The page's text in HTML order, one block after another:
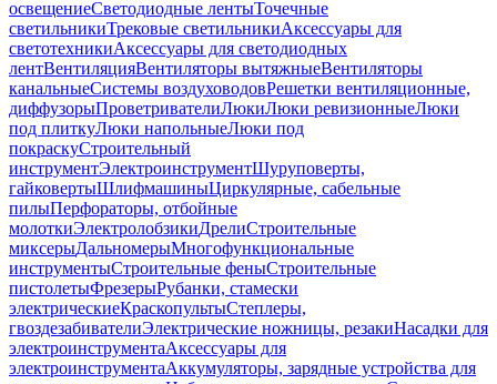
освещениеСветодиодные лентыТочечные
светильникиТрековые светильникиАксессуары для
светотехникиАксессуары для светодиодных
лентВентиляцияВентиляторы вытяжныеВентиляторы
канальныеСистемы воздуховодовРешетки вентиляционные,
диффузорыПроветривателиЛюкиЛюки ревизионныеЛюки
под плиткуЛюки напольныеЛюки под
покраскуСтроительный
инструментЭлектроинструментШуруповерты,
гайковертыШлифмашиныЦиркулярные, сабельные
пилыПерфораторы, отбойные
молоткиЭлектролобзикиДрелиСтроительные
миксерыДальномерыМногофункциональные
инструментыСтроительные феныСтроительные
пистолетыФрезерыРубанки, стамески
электрическиеКраскопультыСтеплеры,
гвоздезабивателиЭлектрические ножницы, резакиНасадки для
электроинструментаАксессуары для
электроинструментаАккумуляторы, зарядные устройства для